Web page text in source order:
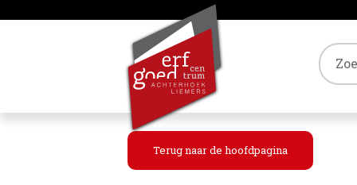
Terug naar de hoofdpagina